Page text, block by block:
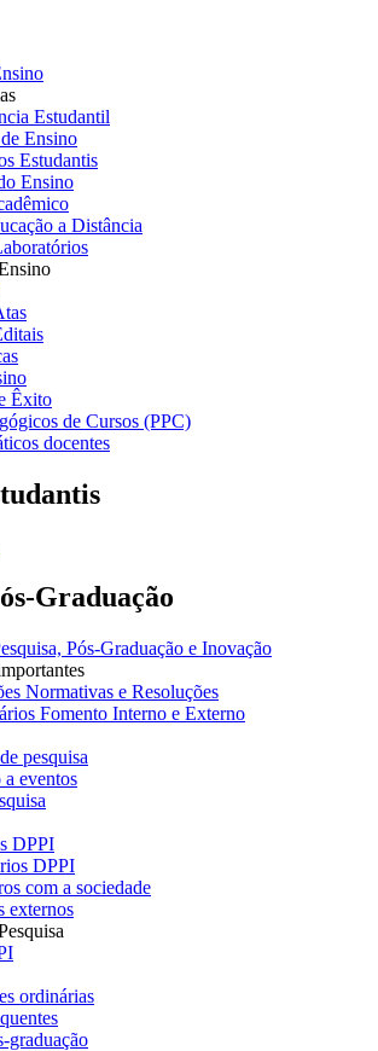
Estudantil
Ensino
Estudantis
Ensino
a Distância
Êxito
de Cursos (PPC)
docentes
Graduação
Pós-Graduação e Inovação
Normativas e Resoluções
Fomento Interno e Externo
pesquisa
eventos
DPPI
DPPI
com a sociedade
externos
ordinárias
graduação